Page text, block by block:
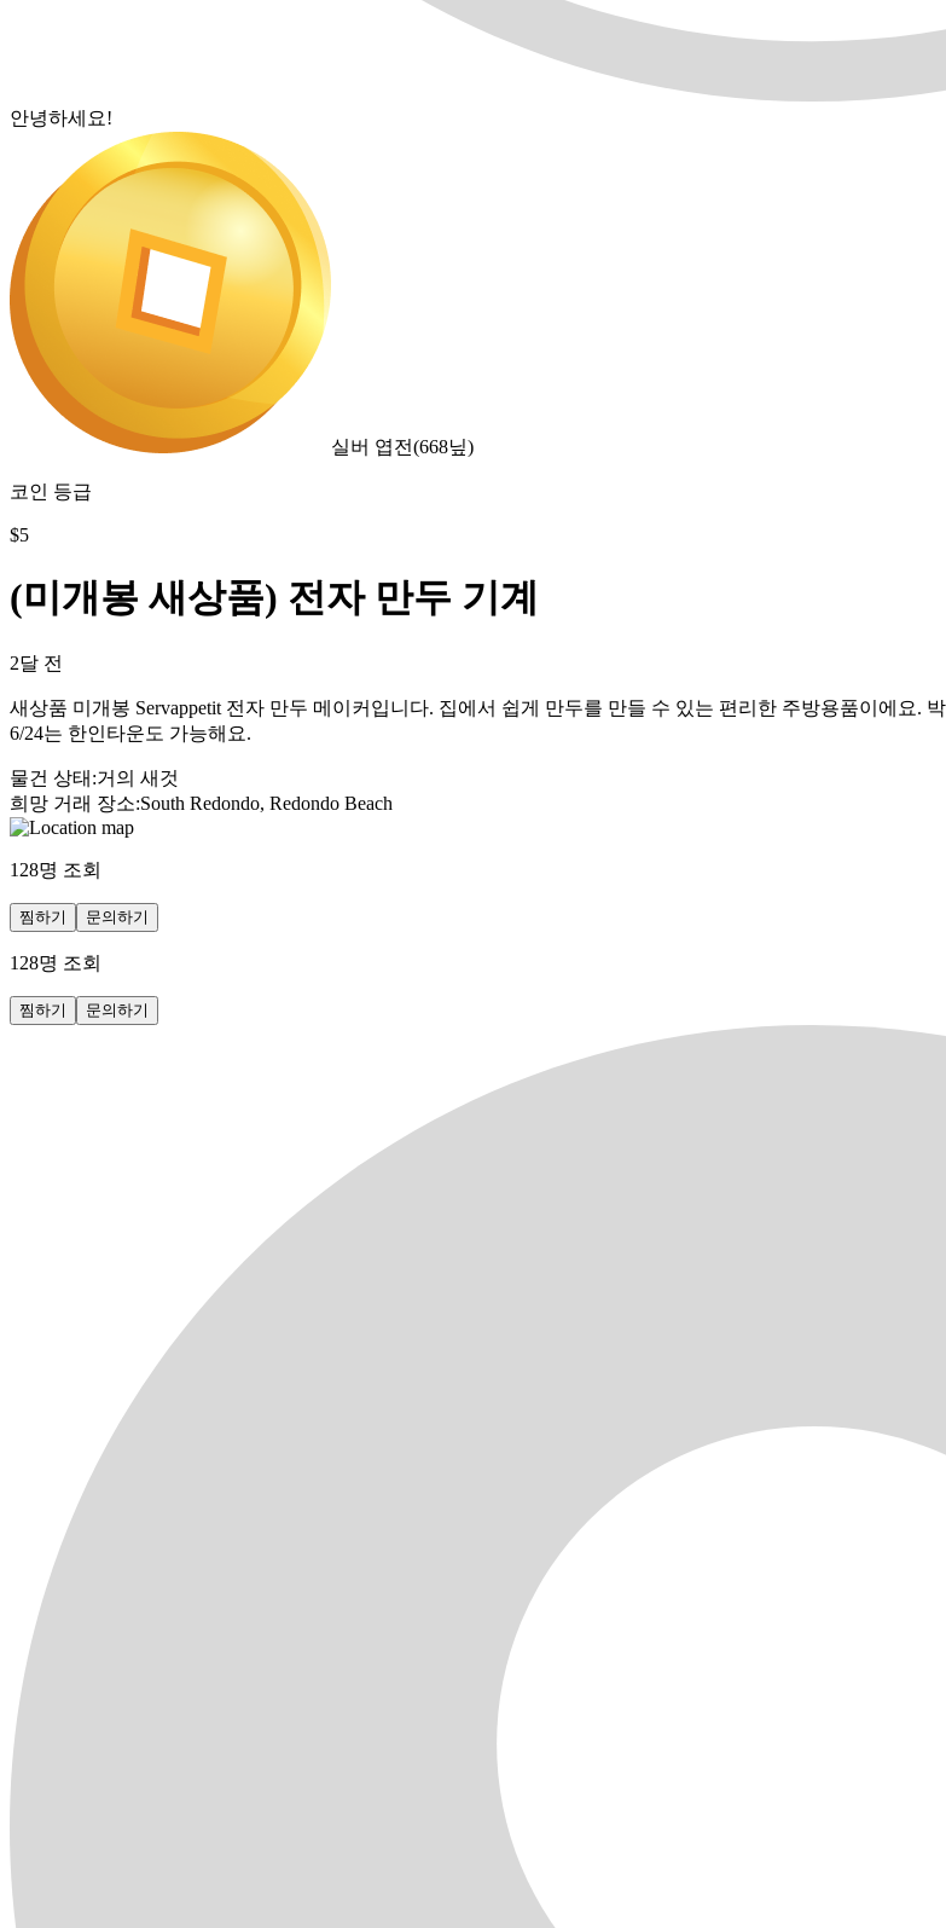
안녕하세요!
실버 엽전(668닢)
코인 등급
$5
(미개봉 새상품) 전자 만두 기계
2달 전
새상품 미개봉 Servappetit 전자 만두 메이커입니다. 집에서 쉽게 만두를 만들 수 있는 편리한 주방용품이에요
6/24는 한인타운도 가능해요.
물건 상태 :거의 새것
희망 거래 장소:South Redondo, Redondo Beach
128명 조회
찜하기 문의하기
128명 조회
찜하기 문의하기